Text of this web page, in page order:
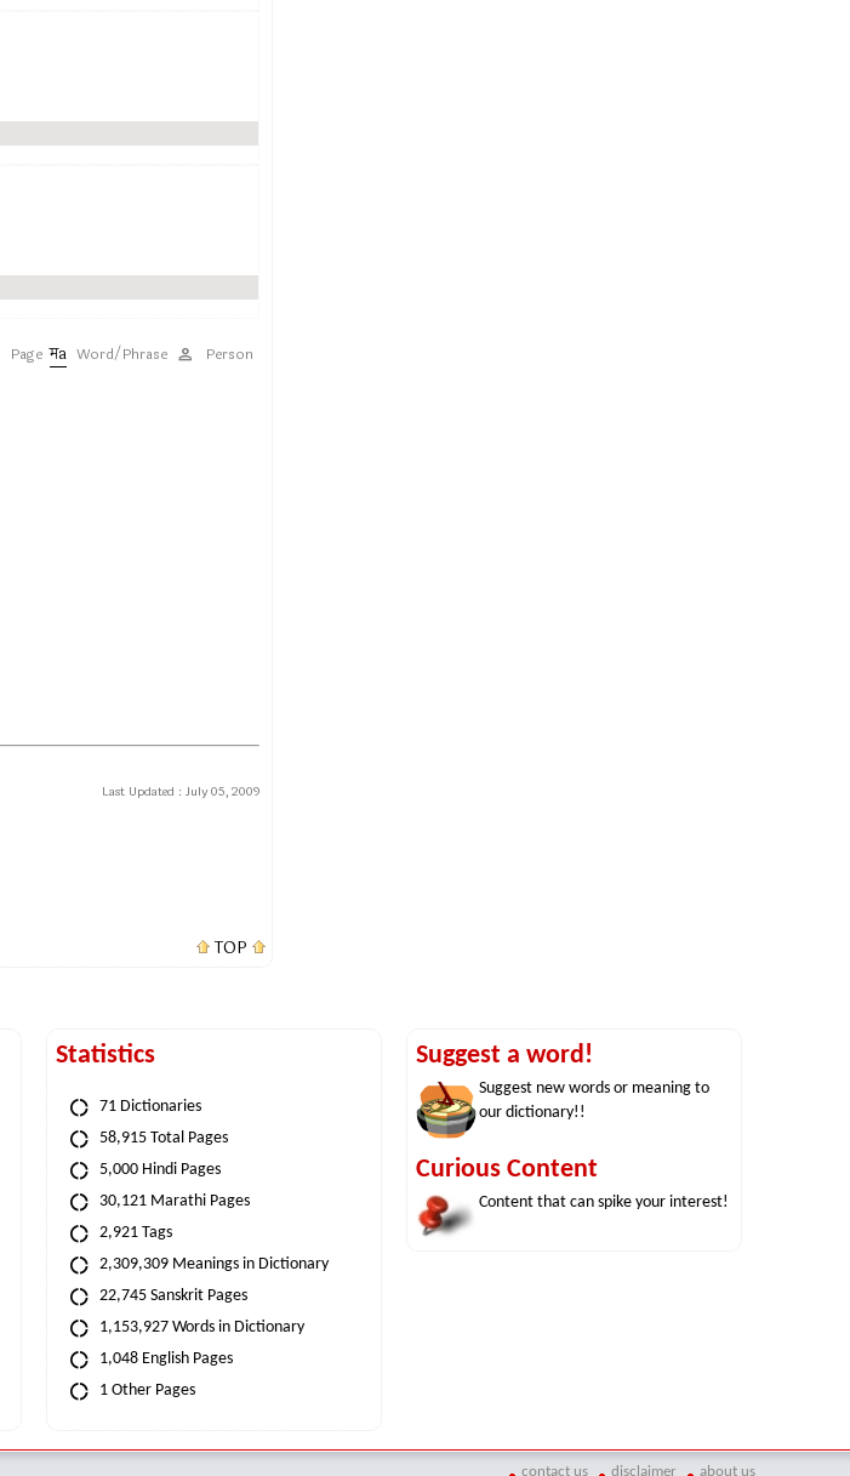
Page Word/Phrase Person
Last Updated : July 05, 2009
TOP
Statistics
71 Dictionaries
58,915 Total Pages
5,000 Hindi Pages
30,121 Marathi Pages
2,921 Tags
2,309,309 Meanings in Dictionary
22,745 Sanskrit Pages
1,153,927 Words in Dictionary
1,048 English Pages
1 Other Pages
Suggest a word!
Suggest new words or meaning to
our dictionary!!
Curious Content
Content that can spike your interest!
contact us disclaimer about us